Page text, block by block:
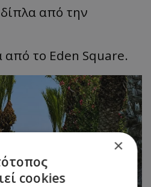
από την
το Eden Square.
×
cookies